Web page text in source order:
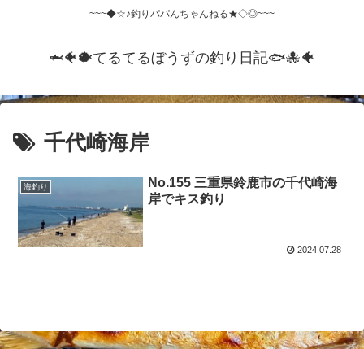
~~~◆☆♪釣りパパんちゃんねる★◇◎~~~
🦈🐠🐡てるてるぼうずの釣り日記🐟️🐙🐠
千代崎海岸
海釣り
No.155 三重県鈴鹿市の千代崎海
岸でキス釣り
2024.07.28